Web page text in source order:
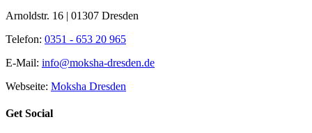
Arnoldstr. 16 | 01307 Dresden
Telefon: 0351 - 653 20 965
E-Mail: info@moksha-dresden.de
Webseite: Moksha Dresden
Get Social